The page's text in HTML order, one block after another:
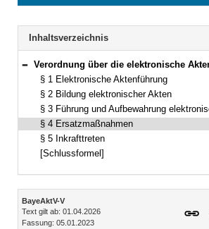
BAYERN.RECHT
letzten
Suche
Navigation
Inhaltsverzeichnis
Bereich reduzieren
Verordnung über die elektronische Aktenführung in der Verwaltungsgerichtsbarkeit im Freistaat Bayern (BayeAktV-V)
§ 1 Elektronische Aktenführung
§ 2 Bildung elektronischer Akten
§ 3 Führung und Aufbewahrung
§ 4 Ersatzmaßnahmen
§ 5 Inkrafttreten
[Schlussformel]
Inhalt
BayeAktV-V
Text gilt ab: 01.04.2026
Fassung: 05.01.2023